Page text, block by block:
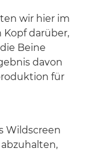
wir hier im
Kopf darüber,
Beine
davon
für
Wildscreen